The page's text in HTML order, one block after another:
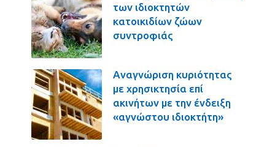
των ιδιοκτητών
κατοικιδίων ζώων
συντροφιάς
Αναγνώριση κυριότητας
με χρησικτησία επί
ακινήτων με την ένδειξη
«αγνώστου ιδιοκτήτη»